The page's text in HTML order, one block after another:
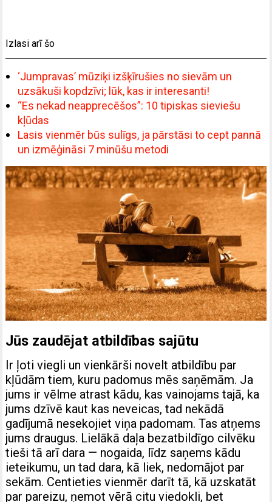
Izlasi arī šo
‘Jumpravas’ mūziķi izšķīrušies no sievām un
uzsākuši kopdzīvi; lūk, kas ir interesanti!
“Es nekad neapprecēšos”: 10 tipiskas sieviešu
kļūdas
Lasis vienmēr būs sulīgs, ja pārstāsi to cept pannā
un izmēģināsi 7 minūšu metodi
Jūs zaudējat atbildības sajūtu
Ir ļoti viegli un vienkārši novelt atbildību par
kļūdām tiem, kuru padomus mēs saņēmām. Ja
jums ir vēlme atrast kādu, kas vainojams tajā, ka
jums dzīvē kaut kas neveicas, tad nekādā
gadījumā nesekojiet viņa padomam. Tas atņems
jums draugus. Lielākā daļa bezatbildīgo cilvēku
tieši tā arī dara — nogaida, līdz saņems kādu
ieteikumu, un tad dara, kā liek, nedomājot par
sekām. Centieties vienmēr darīt tā, kā uzskatāt
par pareizu, ņemot vērā citu viedokli, bet